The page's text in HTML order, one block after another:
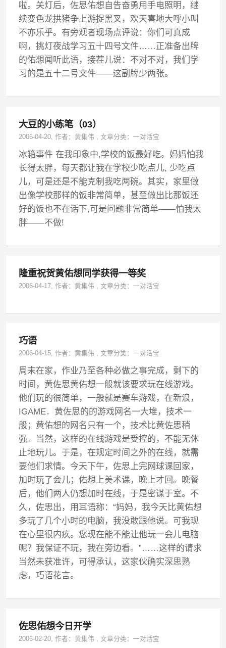
啦。关灯后，佐思佑想自告奋勇用手电照明，继
续变色龙拱猪争上游捉黑叉，欢天喜地大呼小叫
不亦乐乎。有旁观者现场点评说：你们可真成
啊，挑灯夜战学习五十四号文件……正准备出牌
的佑想闻听此语，接茬儿说：不对不对，我们学
习的是五十二号文件——这副牌少两张。
大豆的小练笔（03）
2006-04-20, 作者：黄集伟 ,文章分类：一对活宝
冰箱事件 在我印象中,学校的饭最好吃。妈妈怕我
长得太胖，每天都让我在学校少吃点儿, 少吃点
儿，可是还是不能克制我吃两碗。其实，家里做
出像学校那样的饭非常简单，甚至做出比那饭还
好的饭也不在话下,可是问题非常简单——怕我太
胖——不做!
隆重祝贺黄佑想同学获得一等奖
2006-04-17, 作者：黄集伟 ,文章分类：一对活宝
巧语
2006-04-15, 作者：黄集伟 ,文章分类：一对活宝
周末在家，作业乃至各种必做之事完成，剩下的
时间，黄佐思黄佑想一般就该要求玩在线游戏。
他们玩的很简单，一般就是赛车游戏，在新浪，
IGAME．黄佐思的的游戏网名一大堆，技术一
般；黄佑想的网名只有一个，技术比黄佐思稍
强。当然，这样的在线游戏是受控的，不能无休
止地玩儿。于是，在规定时间之外的在线，就需
要他们求情。今天下午，佐思上完网球课回家，
加时玩了会儿；佑想上美术课，晚上才回。晚餐
后，他们两人仍想加时在线，于是密谋于室。不
久，佐思出，用耳语称：“妈妈，我今天比黄佑想
多玩了几个小时的电脑，我没敢跟他说。可我现
在心里很内疚。您现在能不能让他玩一会儿电脑
呢？我保证不玩，我在旁边看。”……这样的请求
当然未获准许，可得承认，这家伙确实深思熟
虑，巧语花言。
佐思佑想今日开学
2006-02-20, 作者：黄集伟 ,文章分类：一对活宝